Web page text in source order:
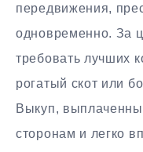
передвижения,
одновременно. За
требовать лучших
рогатый скот или
Выкуп,
сторонам и легко